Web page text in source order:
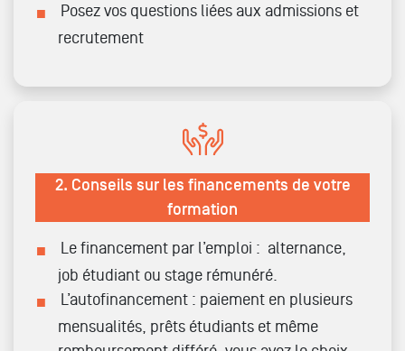
Posez vos questions liées aux admissions et
recrutement
2. Conseils sur les financements de votre
formation
Le financement par l’emploi : alternance,
job étudiant ou stage rémunéré.
L’autofinancement : paiement en plusieurs
mensualités, prêts étudiants et même